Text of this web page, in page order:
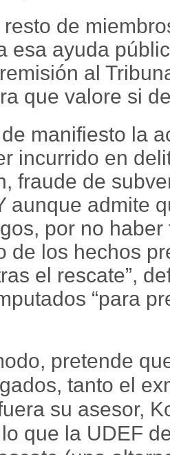
de
esa ayuda
al
que valore si
manifiesto la
incurrido en
fraude de
aunque admite
por no
de los hechos
el rescate”,
“para
pretende
tanto el
su asesor,
que la UDEF